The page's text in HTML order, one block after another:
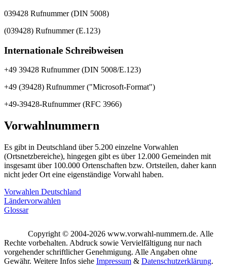
039428 Rufnummer (DIN 5008)
(039428) Rufnummer (E.123)
Internationale Schreibweisen
+49 39428 Rufnummer (DIN 5008/E.123)
+49 (39428) Rufnummer ("Microsoft-Format")
+49-39428-Rufnummer (RFC 3966)
Vorwahlnummern
Es gibt in Deutschland über 5.200 einzelne Vorwahlen
(Ortsnetzbereiche), hingegen gibt es über 12.000 Gemeinden mit
insgesamt über 100.000 Ortenschaften bzw. Ortsteilen, daher kann
nicht jeder Ort eine eigenständige Vorwahl haben.
Vorwahlen Deutschland
Ländervorwahlen
Glossar
Copyright © 2004-2026 www.vorwahl-nummern.de. Alle
Rechte vorbehalten. Abdruck sowie Vervielfältigung nur nach
vorgehender schriftlicher Genehmigung. Alle Angaben ohne
Gewähr. Weitere Infos siehe Impressum & Datenschutzerklärung.